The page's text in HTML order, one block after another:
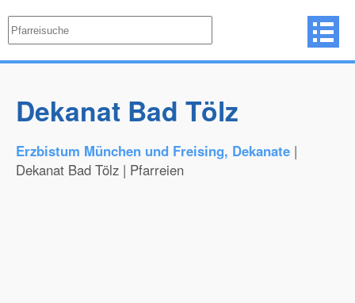
Dekanat Bad Tölz
Erzbistum München und Freising, Dekanate |
Dekanat Bad Tölz | Pfarreien